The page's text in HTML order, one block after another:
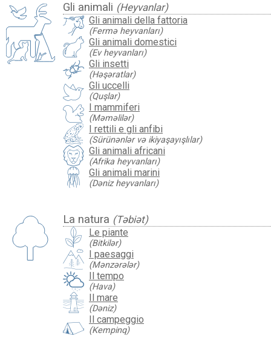
Gli animali (Heyvanlar)
Gli animali della fattoria
(Fermə heyvanları)
Gli animali domestici
(Ev heyvanları)
Gli insetti
(Həşəratlar)
Gli uccelli
(Quşlar)
I mammiferi
(Məməlilər)
I rettili e gli anfibi
(Sürünənlər və ikiyaşayışlılar)
Gli animali africani
(Afrika heyvanları)
Gli animali marini
(Dəniz heyvanları)
La natura (Təbiət)
Le piante
(Bitkilər)
I paesaggi
(Mənzərələr)
Il tempo
(Hava)
Il mare
(Dəniz)
Il campeggio
(Kempinq)